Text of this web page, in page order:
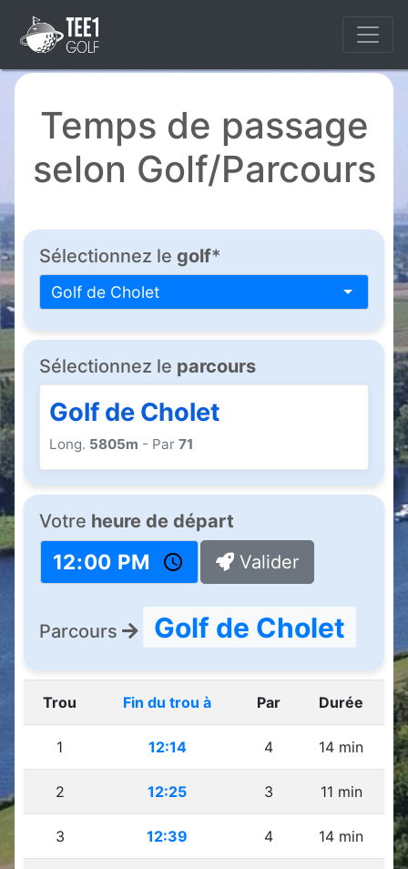
Temps de passage
selon Golf/Parcours
Sélectionnez le golf*
Golf de Cholet
Sélectionnez le parcours
Golf de Cholet
Long. 5805m - Par 71
Votre heure de départ
Valider
Parcours Golf de Cholet
Trou Fin du trou à Par Durée
1 12:14 4 14 min
2 12:25 3 11 min
3 12:39 4 14 min